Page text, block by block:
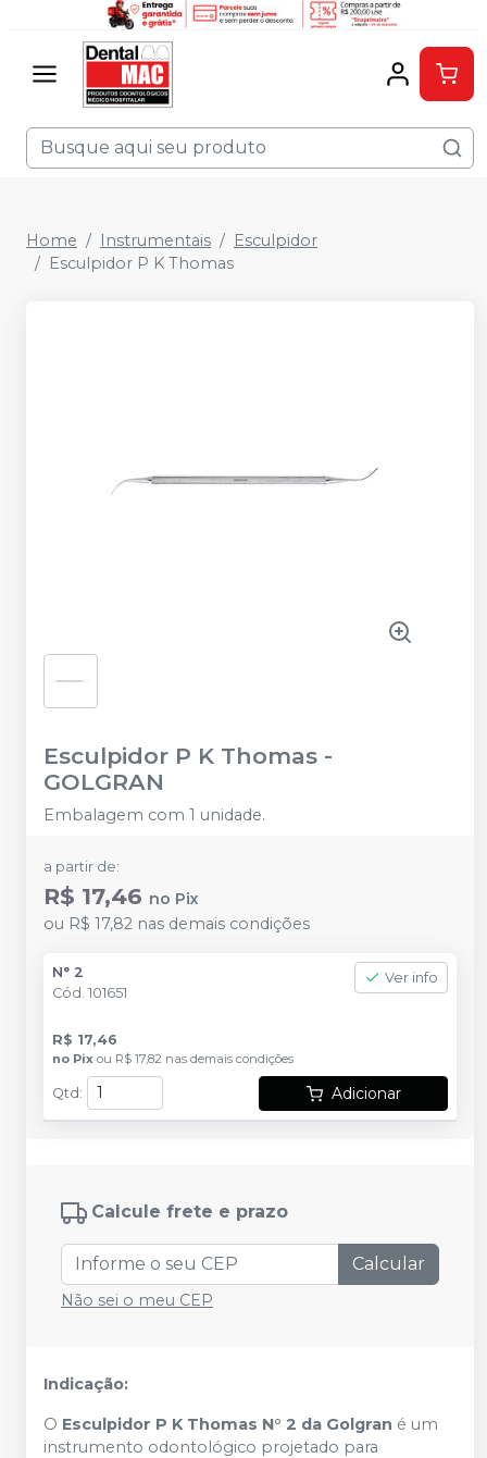
Home Instrumentais
Esculpidor
Esculpidor P K Thomas
Esculpidor P K Thomas -
GOLGRAN
Embalagem com 1 unidade.
a partir de:
R$ 17,46 no Pix
ou R$ 17,82 nas demais condições
N° 2
Cód. 101651
Ver info
R$ 17,46
no Pix ou R$ 17,82 nas demais condições
Qtd : Adicionar
Calcule frete e prazo
Calcular
Não sei o meu CEP
Indicação:
O Esculpidor P K Thomas N° 2 da Golgran é um
instrumento odontológico projetado para